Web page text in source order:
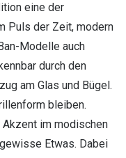
eine der
Puls der Zeit, modern
Modelle auch
durch den
am Glas und Bügel.
bleiben.
im modischen
Etwas. Dabei